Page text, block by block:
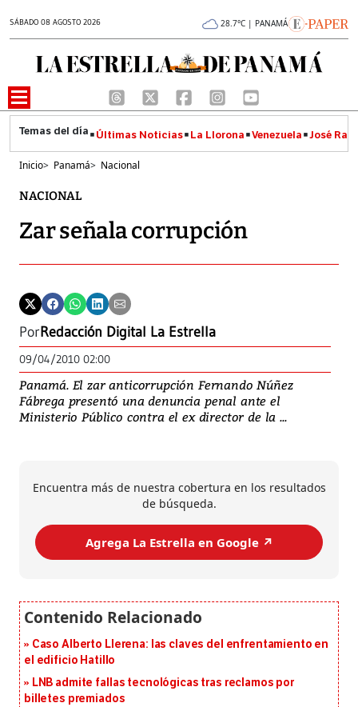
SÁBADO 08 AGOSTO 2026 28.7°C | PANAMÁ
Últimas Noticias La Llorona Venezuela José
Inicio> Panamá> Nacional
NACIONAL
Zar señala corrupción
PorRedacción Digital La Estrella
09/04/2010 02:00
Panamá. El zar anticorrupción Fernando Núñez
Fábrega presentó una denuncia penal ante el
Ministerio Público contra el ex director de la ...
Encuentra más de nuestra cobertura en los resultados
de búsqueda.
Agrega La Estrella en Google ↗️
Caso Alberto Llerena: las claves del enfrentamiento en
el edificio Hatillo
LNB admite fallas tecnológicas tras reclamos por
billetes premiados